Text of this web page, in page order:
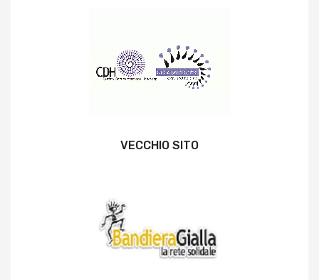
VECCHIO SITO